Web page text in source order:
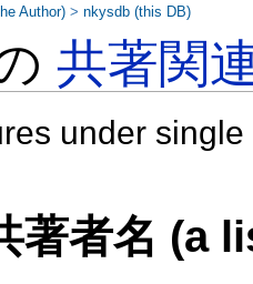
共著関
under
著者名 (a
Author) >nkysdb (this DB)